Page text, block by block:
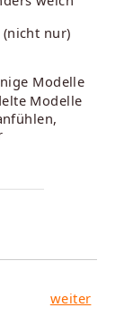
nur)
Modelle
Modelle
weiter